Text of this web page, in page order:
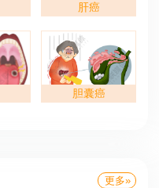
肝癌
胆囊癌
更多»